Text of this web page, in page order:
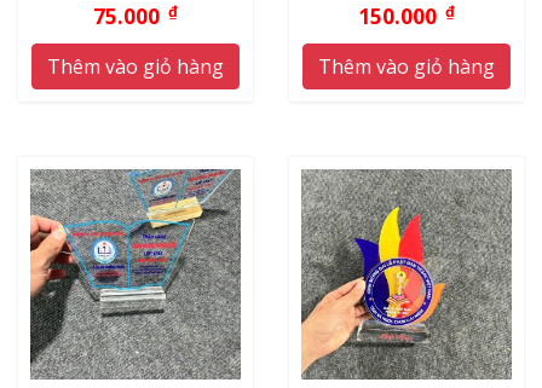
75.000 ₫
Thêm vào giỏ hàng
150.000 ₫
Thêm vào giỏ hàng